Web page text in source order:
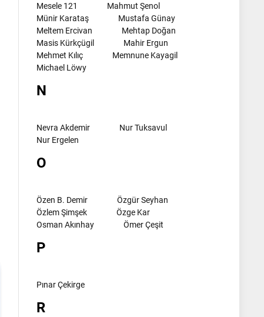
Mesele 121
Mahmut Şenol
Münir Karataş
Mustafa Günay
Meltem Ercivan
Mehtap Doğan
Masis Kürkçügil
Mahir Ergun
Mehmet Kılıç
Memnune Kayagil
Michael Löwy
N
Nevra Akdemir
Nur Tuksavul
Nur Ergelen
O
Özen B. Demir
Özgür Seyhan
Özlem Şimşek
Özge Kar
Osman Akınhay
Ömer Çeşit
P
Pınar Çekirge
R